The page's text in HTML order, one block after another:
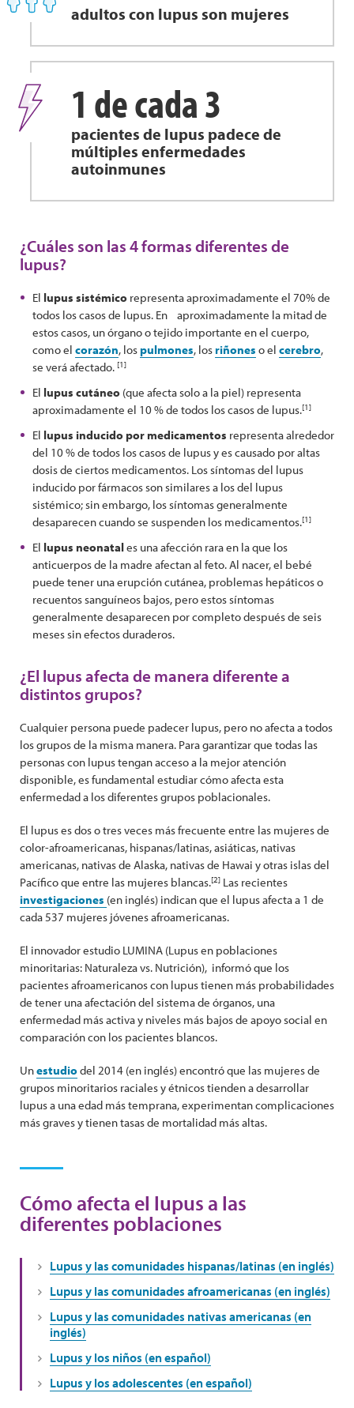
adultos con lupus son mujeres
1 de cada 3
pacientes de lupus padece de
múltiples enfermedades
autoinmunes
¿Cuáles son las 4 formas diferentes de
lupus?
El lupus sistémico representa aproximadamente el 70% de
todos los casos de lupus. En aproximadamente la mitad de
estos casos, un órgano o tejido importante en el cuerpo,
como el corazón, lospulmones, losriñones o el cerebro,
se verá afectado. [1]
El lupus cutáneo (que afecta solo a la piel) representa
aproximadamente el 10 % de todos los casos de lupus.[1]
El lupus inducido por medicamentos representa alrededor
del 10 % de todos los casos de lupus y es causado por altas
dosis de ciertos medicamentos. Los síntomas del lupus
inducido por fármacos son similares a los del lupus
sistémico; sin embargo, los síntomas generalmente
desaparecen cuando se suspenden los medicamentos.[1]
El lupus neonatales una afección rara en la que los
anticuerpos de la madre afectan al feto. Al nacer, el bebé
puede tener una erupción cutánea, problemas hepáticos o
recuentos sanguíneos bajos, pero estos síntomas
generalmente desaparecen por completo después de seis
meses sin efectos duraderos.
¿El lupus afecta de manera diferente a
distintos grupos?
Cualquier persona puede padecer lupus, pero no afecta a todos
los grupos de la misma manera. Para garantizar que todas las
personas con lupus tengan acceso a la mejor atención
disponible, es fundamental estudiar cómo afecta esta
enfermedad a los diferentes grupos poblacionales.
El lupus es dos o tres veces más frecuente entre las mujeres de
color-afroamericanas, hispanas/latinas, asiáticas, nativas
americanas, nativas de Alaska, nativas de Hawai y otras islas del
Pacífico que entre las mujeres blancas.[2] Las recientes
investigaciones (en inglés) indican que el lupus afecta a 1 de
cada 537 mujeres jóvenes afroamericanas.
El innovador estudio LUMINA (Lupus en poblaciones
minoritarias: Naturaleza vs. Nutrición), informó que los
pacientes afroamericanos con lupus tienen más probabilidades
de tener una afectación del sistema de órganos, una
enfermedad más activa y niveles más bajos de apoyo social en
comparación con los pacientes blancos.
Unestudiodel 2014 (en inglés) encontró que las mujeres de
grupos minoritarios raciales y étnicos tienden a desarrollar
lupus a una edad más temprana, experimentan complicaciones
más graves y tienen tasas de mortalidad más altas.
Cómo afecta el lupus a las
diferentes poblaciones
Lupus y las comunidades hispanas/latinas (en inglés)
Lupus y las comunidades afroamericanas (en inglés)
Lupus y las comunidades nativas americanas (en
inglés)
Lupus y los niños (en español)
Lupus y los adolescentes (en español)